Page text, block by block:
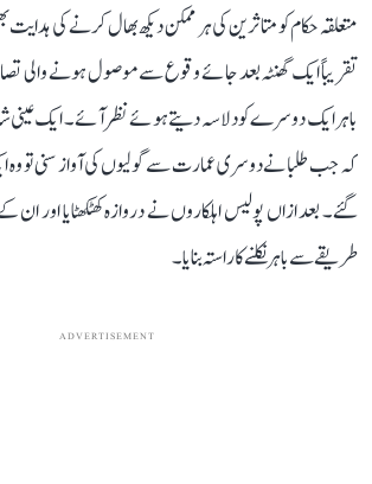
متعلقہ حکام کو متاثرین کی ہر ممکن دیکھ بھال کرنے کی
تقریباً ایک گھنٹہ بعد جائے وقوع سے موصول ہونے والی
باہر ایک دوسرے کو دلاسہ دیتے ہوئے نظر آئے۔ ایک عینی
کہ جب طلبا نے دوسری عمارت سے گولیوں کی آواز سنی تو
گئے۔ بعد ازاں پولیس اہلکاروں نے دروازہ کھٹکھٹایا اور
طریقے سے باہر نکلنے کا راستہ بنایا۔
ADVERTISEMENT